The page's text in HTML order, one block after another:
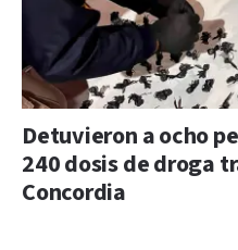
Detuvieron a ocho
240 dosis de droga
Concordia